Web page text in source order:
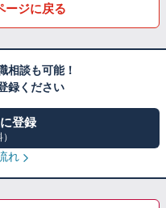
ージに戻る
相談も可能！
録ください
登録
れ